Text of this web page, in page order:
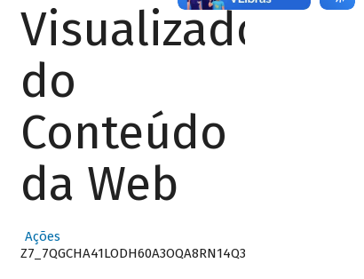
Visualizador
do
Conteúdo
da Web
Ações
Z7_7QGCHA41LODH60A3OQA8RN14Q3